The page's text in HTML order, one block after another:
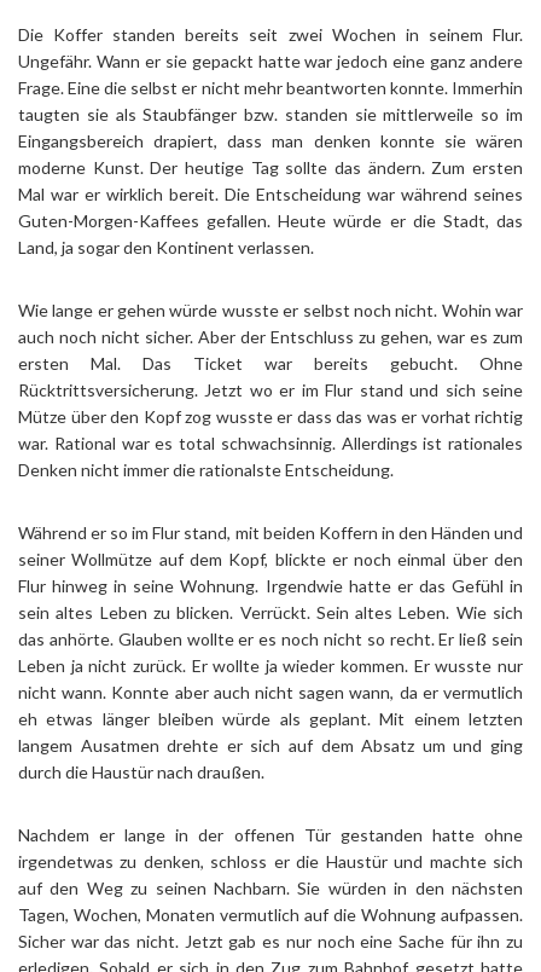
Die Koffer standen bereits seit zwei Wochen in seinem Flur.
Ungefähr. Wann er sie gepackt hatte war jedoch eine ganz andere
Frage. Eine die selbst er nicht mehr beantworten konnte. Immerhin
taugten sie als Staubfänger bzw. standen sie mittlerweile so im
Eingangsbereich drapiert, dass man denken konnte sie wären
moderne Kunst. Der heutige Tag sollte das ändern. Zum ersten
Mal war er wirklich bereit. Die Entscheidung war während seines
Guten-Morgen-Kaffees gefallen. Heute würde er die Stadt, das
Land, ja sogar den Kontinent verlassen.
Wie lange er gehen würde wusste er selbst noch nicht. Wohin war
auch noch nicht sicher. Aber der Entschluss zu gehen, war es zum
ersten Mal. Das Ticket war bereits gebucht. Ohne
Rücktrittsversicherung. Jetzt wo er im Flur stand und sich seine
Mütze über den Kopf zog wusste er dass das was er vorhat richtig
war. Rational war es total schwachsinnig. Allerdings ist rationales
Denken nicht immer die rationalste Entscheidung.
Während er so im Flur stand, mit beiden Koffern in den Händen und
seiner Wollmütze auf dem Kopf, blickte er noch einmal über den
Flur hinweg in seine Wohnung. Irgendwie hatte er das Gefühl in
sein altes Leben zu blicken. Verrückt. Sein altes Leben. Wie sich
das anhörte. Glauben wollte er es noch nicht so recht. Er ließ sein
Leben ja nicht zurück. Er wollte ja wieder kommen. Er wusste nur
nicht wann. Konnte aber auch nicht sagen wann, da er vermutlich
eh etwas länger bleiben würde als geplant. Mit einem letzten
langem Ausatmen drehte er sich auf dem Absatz um und ging
durch die Haustür nach draußen.
Nachdem er lange in der offenen Tür gestanden hatte ohne
irgendetwas zu denken, schloss er die Haustür und machte sich
auf den Weg zu seinen Nachbarn. Sie würden in den nächsten
Tagen, Wochen, Monaten vermutlich auf die Wohnung aufpassen.
Sicher war das nicht. Jetzt gab es nur noch eine Sache für ihn zu
erledigen. Sobald er sich in den Zug zum Bahnhof gesetzt hatte